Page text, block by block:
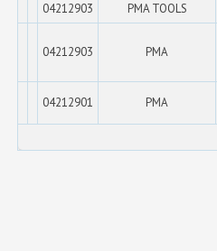
04212903 PMA TOOLS
04212903 PMA
04212901 PMA